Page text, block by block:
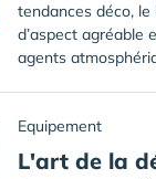
tendances déco,
d’aspect agréable
agents
Equipement
L'art de la